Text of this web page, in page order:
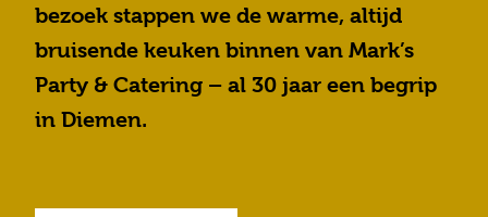
bezoek stappen we de warme, altijd
bruisende keuken binnen van Mark’s
Party & Catering – al 30 jaar een begrip
in Diemen.